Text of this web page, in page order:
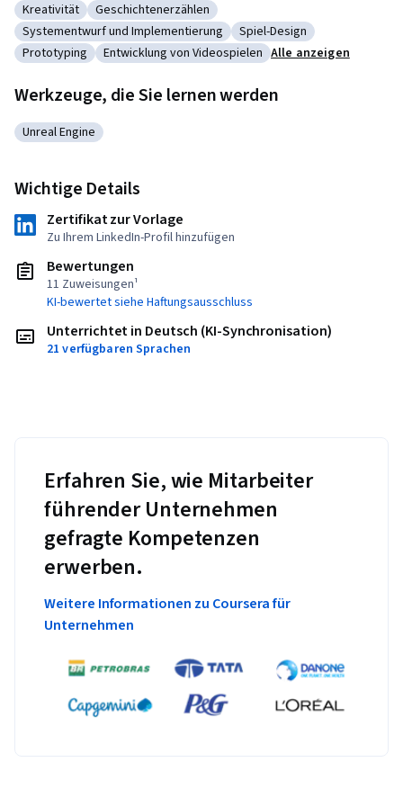
Kategorie: Kreativität
Kreativität Kategorie: Geschichtenerzählen
Geschichtenerzählen
Kategorie: Systementwurf und Implementierung
Systementwurf und Implementierung Kategorie: Spiel-Design
Spiel-Design
Kategorie: Prototyping
Prototyping Kategorie: Entwicklung von Videospielen
Entwicklung von Videospielen Alle anzeigen
Werkzeuge, die Sie lernen werden
Kategorie: Unreal Engine
Unreal Engine
Wichtige Details
Zertifikat zur Vorlage
Zu Ihrem LinkedIn-Profil hinzufügen
Bewertungen
11 Zuweisungen¹
KI-bewertet siehe Haftungsausschluss
Unterrichtet in Deutsch (KI-Synchronisation)
21 verfügbaren Sprachen
Erfahren Sie, wie Mitarbeiter
führender Unternehmen
gefragte Kompetenzen
erwerben.
Weitere Informationen zu Coursera für
Unternehmen